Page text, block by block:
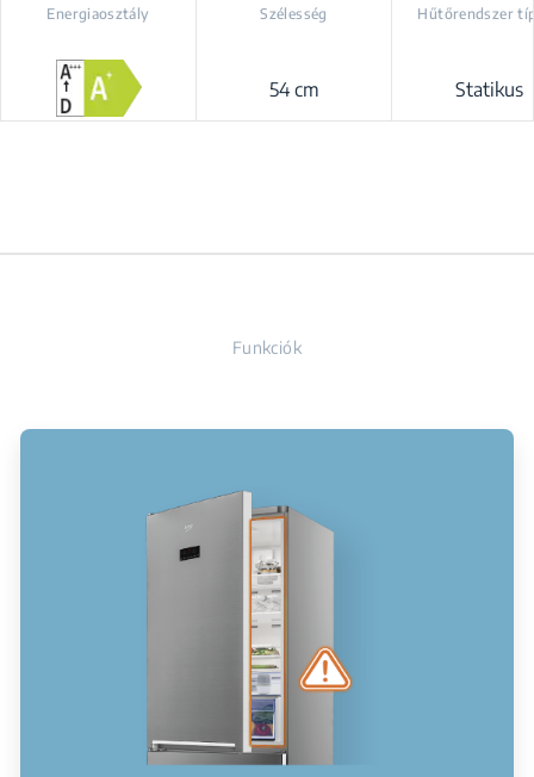
Energiaosztály Szélesség
54 cm
Hűtőrendszer
Statikus
Funkciók